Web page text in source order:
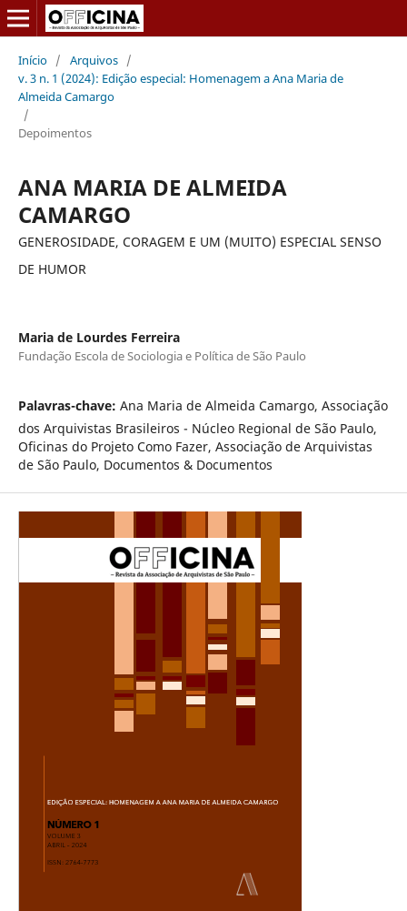
Início / Arquivos /
v. 3 n. 1 (2024): Edição especial: Homenagem a Ana Maria de
Almeida Camargo
/
Depoimentos
ANA MARIA DE ALMEIDA
CAMARGO
GENEROSIDADE, CORAGEM E UM (MUITO) ESPECIAL SENSO
DE HUMOR
Maria de Lourdes Ferreira
Fundação Escola de Sociologia e Política de São Paulo
Palavras-chave: Ana Maria de Almeida Camargo, Associação
dos Arquivistas Brasileiros - Núcleo Regional de São Paulo,
Oficinas do Projeto Como Fazer, Associação de Arquivistas
de São Paulo, Documentos & Documentos